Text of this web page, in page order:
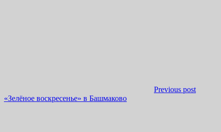
Previous post
«Зелёное воскресенье» в Башмаково